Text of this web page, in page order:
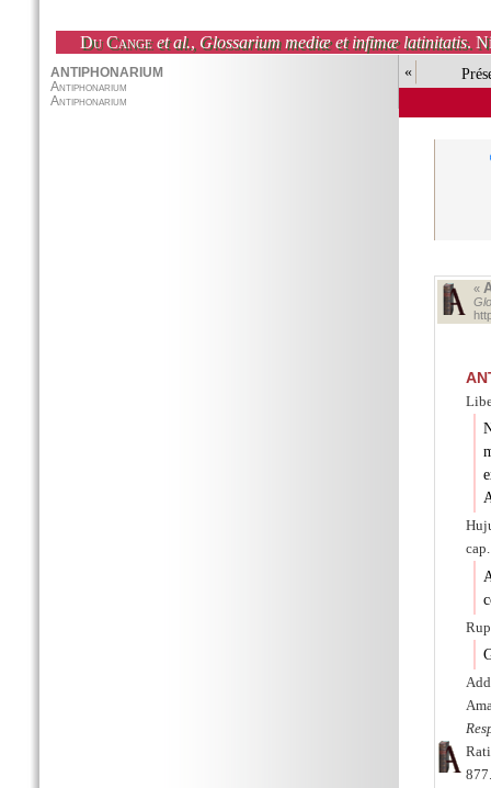
Du Cange et al., Glossarium mediæ et infimæ latinitatis.
«
«